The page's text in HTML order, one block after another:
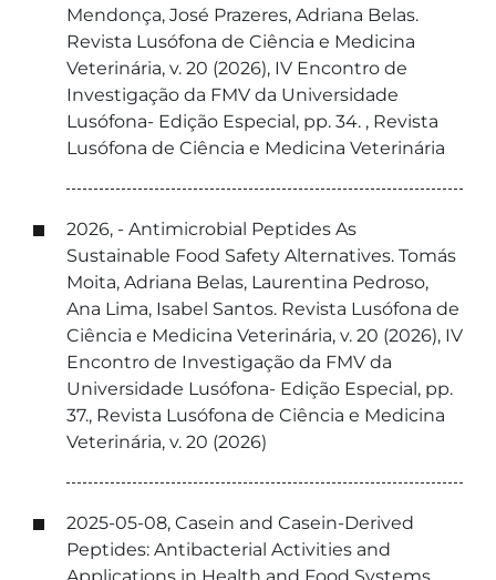
Mendonça, José Prazeres, Adriana Belas.
Revista Lusófona de Ciência e Medicina
Veterinária, v. 20 (2026), IV Encontro de
Investigação da FMV da Universidade
Lusófona- Edição Especial, pp. 34. , Revista
Lusófona de Ciência e Medicina Veterinária
2026, - Antimicrobial Peptides As
Sustainable Food Safety Alternatives. Tomás
Moita, Adriana Belas, Laurentina Pedroso,
Ana Lima, Isabel Santos. Revista Lusófona de
Ciência e Medicina Veterinária, v. 20 (2026), IV
Encontro de Investigação da FMV da
Universidade Lusófona- Edição Especial, pp.
37., Revista Lusófona de Ciência e Medicina
Veterinária, v. 20 (2026)
2025-05-08, Casein and Casein-Derived
Peptides: Antibacterial Activities and